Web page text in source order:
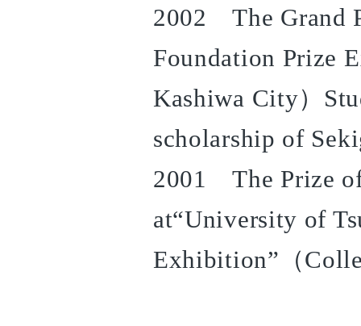
2002 The Grand
Foundation Prize
Kashiwa City）
scholarship of
2001 The Prize
at“University of
Exhibition”（